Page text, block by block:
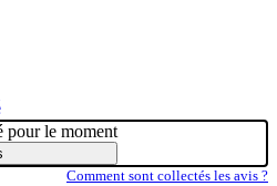
pour le moment
Comment sont collectés les avis ?